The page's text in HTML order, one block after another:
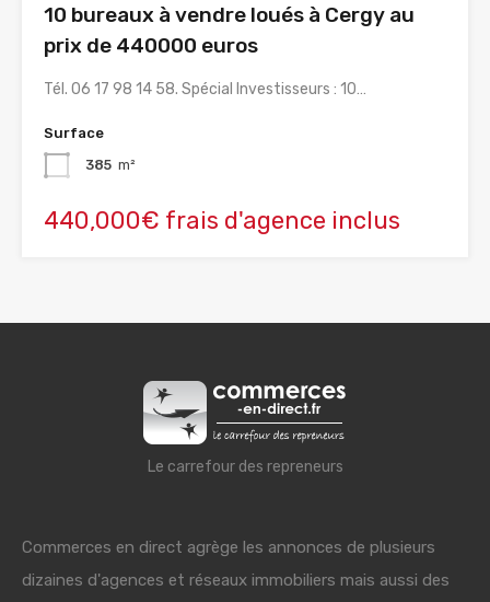
10 bureaux à vendre loués à Cergy au
prix de 440000 euros
Tél. 06 17 98 14 58. Spécial Investisseurs : 10…
Surface
385 m²
440,000€ frais d'agence inclus
Le carrefour des repreneurs
Commerces en direct agrège les annonces de plusieurs
dizaines d'agences et réseaux immobiliers mais aussi des